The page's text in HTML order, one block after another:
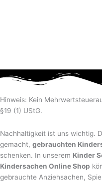
Hinweis: Kein
§19 (1) UStG.
Nachhaltigkeit ist uns wichtig.
gemacht, gebrauchten
schenken. In unserem Kinder
Kindersachen Online Shop
gebrauchte Anziehsachen,